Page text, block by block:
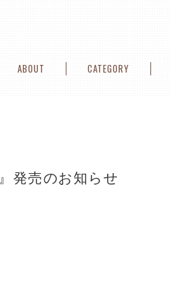
ABOUT CATEGORY
発売のお知らせ